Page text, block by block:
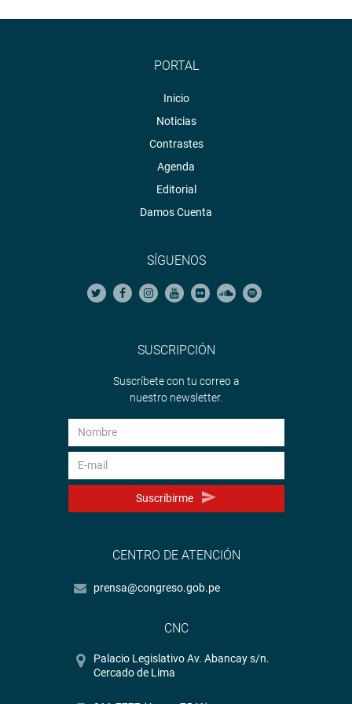
PORTAL
Inicio
Noticias
Contrastes
Agenda
Editorial
Damos Cuenta
SÍGUENOS
SUSCRIPCIÓN
Suscríbete con tu correo a
nuestro newsletter.
Suscribirme
CENTRO DE ATENCIÓN
prensa@congreso.gob.pe
CNC
Palacio Legislativo Av. Abancay s/n.
Cercado de Lima